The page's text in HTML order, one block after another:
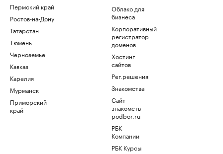
Пермский край
Ростов-на-Дону
Татарстан
Тюмень
Черноземье
Кавказ
Карелия
Мурманск
Приморский
край
Облако для
бизнеса
Корпоративный
регистратор
доменов
Хостинг
сайтов
Рег.решения
Знакомства
Сайт
знакомств
podbor.ru
РБК
Компании
РБК Курсы